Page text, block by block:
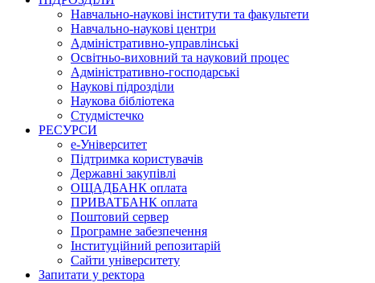
Навчально-наукові інститути та факультети
Навчально-наукові центри
Адміністративно-управлінські
Освітньо-виховний та науковий процес
Адміністративно-господарські
Наукові підрозділи
Наукова бібліотека
Студмістечко
РЕСУРСИ
е-Університет
Підтримка користувачів
Державні закупівлі
ОЩАДБАНК оплата
ПРИВАТБАНК оплата
Поштовий сервер
Програмне забезпечення
Інституційний репозитарій
Сайти університету
Запитати у ректора